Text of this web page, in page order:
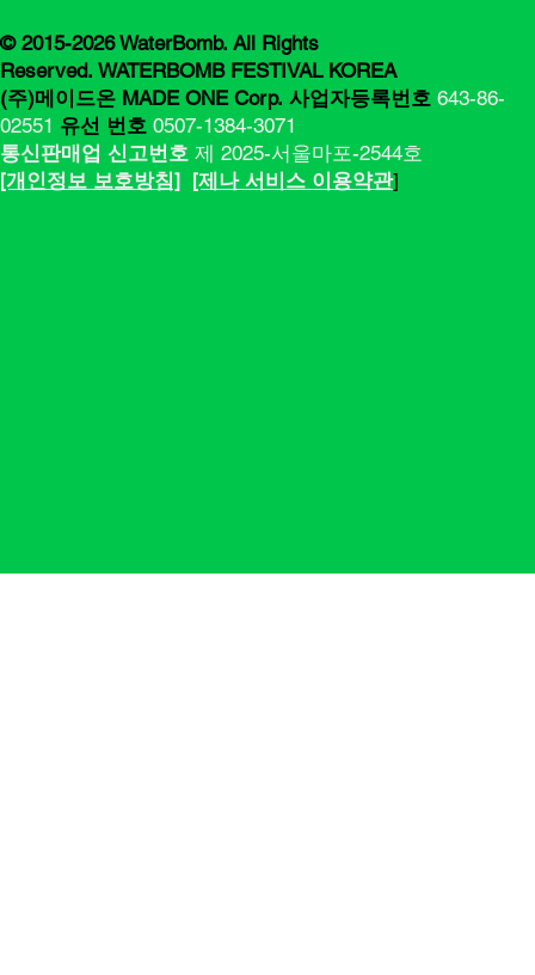
© 2015-2026 WaterBomb. All Rights
Reserved. WATERBOMB FESTIVAL KOREA
(주)메이드온 MADE ONE Corp. 사업자등록번호 643-86-
02551 유선 번호 0507-1384-3071
통신판매업 신고번호제 2025-서울마포-2544호
[​​개인정보 보호방침] [제나 서비스 이용약관]